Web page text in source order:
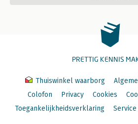
PRETTIG KENNIS
Thuiswinkel waarborg
Colofon
Privacy Cookies
Toegankelijkheidsverklaring